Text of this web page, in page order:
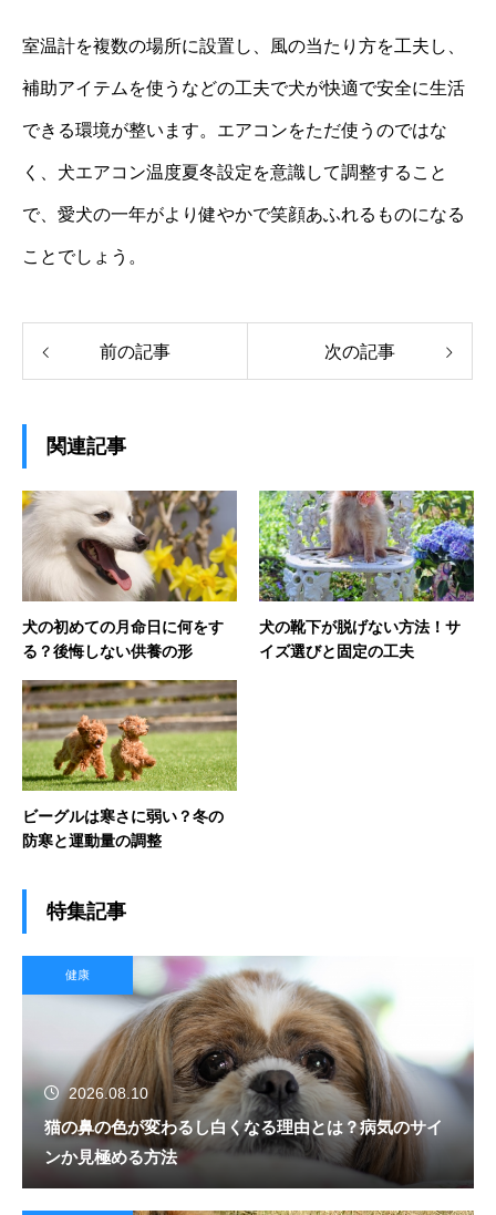
室温計を複数の場所に設置し、風の当たり方を工夫し、
補助アイテムを使うなどの工夫で犬が快適で安全に生活
できる環境が整います。エアコンをただ使うのではな
く、犬エアコン温度夏冬設定を意識して調整すること
で、愛犬の一年がより健やかで笑顔あふれるものになる
ことでしょう。
前の記事 次の記事
関連記事
犬の初めての月命日に何をす
る？後悔しない供養の形
犬の靴下が脱げない方法！サ
イズ選びと固定の工夫
ビーグルは寒さに弱い？冬の
防寒と運動量の調整
特集記事
健康
2026.08.10
猫の鼻の色が変わるし白くなる理由とは？病気のサイ
ンか見極める方法